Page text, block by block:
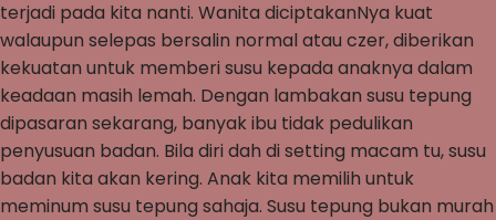
terjadi pada kita nanti. Wanita diciptakanNya kuat
walaupun selepas bersalin normal atau czer, diberikan
kekuatan untuk memberi susu kepada anaknya dalam
keadaan masih lemah. Dengan lambakan susu tepung
dipasaran sekarang, banyak ibu tidak pedulikan
penyusuan badan. Bila diri dah di setting macam tu, susu
badan kita akan kering. Anak kita memilih untuk
meminum susu tepung sahaja. Susu tepung bukan murah